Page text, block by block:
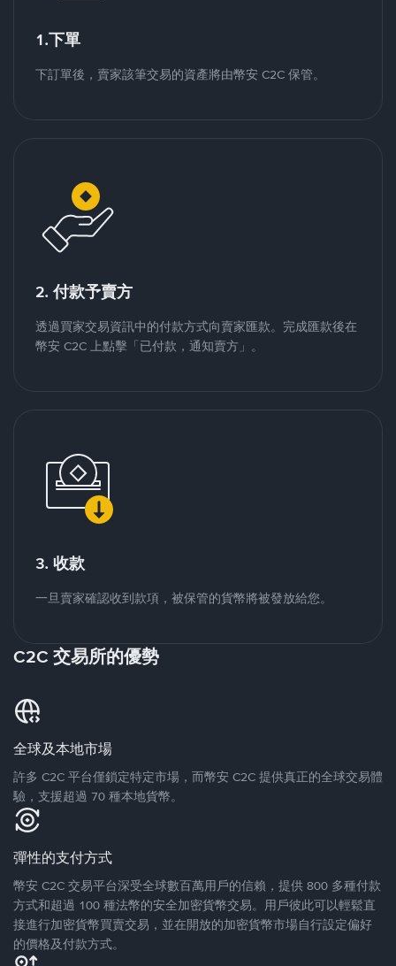
1.下單
下訂單後，賣家該筆交易的資產將由幣安 C2C 保管。
2. 付款予賣方
透過買家交易資訊中的付款方式向賣家匯款。完成匯款後在
幣安 C2C 上點擊「已付款，通知賣方」。
3. 收款
一旦賣家確認收到款項，被保管的貨幣將被發放給您。
C2C 交易所的優勢
全球及本地市場
許多 C2C 平台僅鎖定特定市場，而幣安 C2C 提供真正的全球交易體
驗，支援超過 70 種本地貨幣。
彈性的支付方式
幣安 C2C 交易平台深受全球數百萬用戶的信賴，提供 800 多種付款
方式和超過 100 種法幣的安全加密貨幣交易。用戶彼此可以輕鬆直
接進行加密貨幣買賣交易，並在開放的加密貨幣市場自行設定偏好
的價格及付款方式。